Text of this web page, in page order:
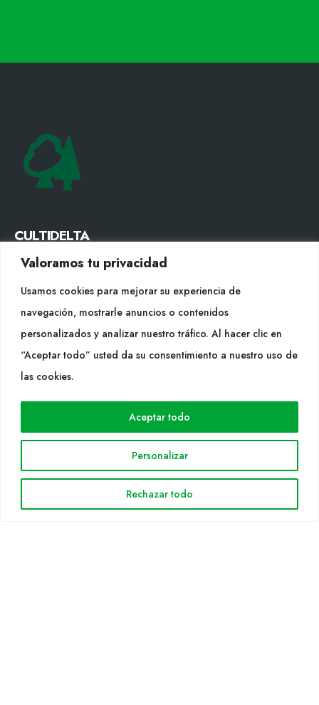
Valoramos tu privacidad
Usamos cookies para mejorar su experiencia de
navegación, mostrarle anuncios o contenidos
personalizados y analizar nuestro tráfico. Al hacer clic en
“Aceptar todo” usted da su consentimiento a nuestro uso de
las cookies.
Personalizar
Rechazar todo
Aceptar todo
CULTIDELTA
MEDITERRANEAN & NATIVE PLANTS
CONTACTO
Tel. +34 977053013
info@cultidelta.com
Cultidelta